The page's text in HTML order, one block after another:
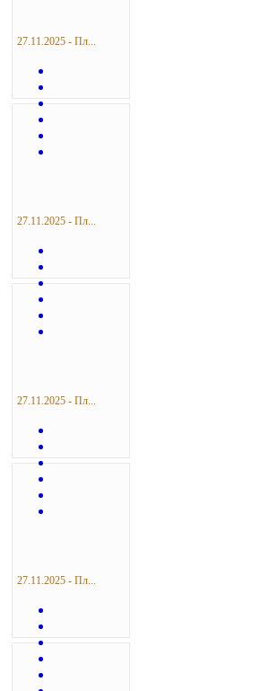
27.11.2025 - Пл...
27.11.2025 - Пл...
27.11.2025 - Пл...
27.11.2025 - Пл...